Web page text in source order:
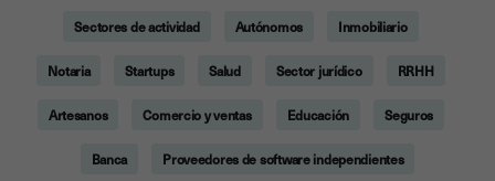
Sectores de actividad Autónomos Inmobiliario
Notaria Startups Salud Sector jurídico RRHH
Artesanos Comercio y ventas Educación Seguros
Banca Proveedores de software independientes